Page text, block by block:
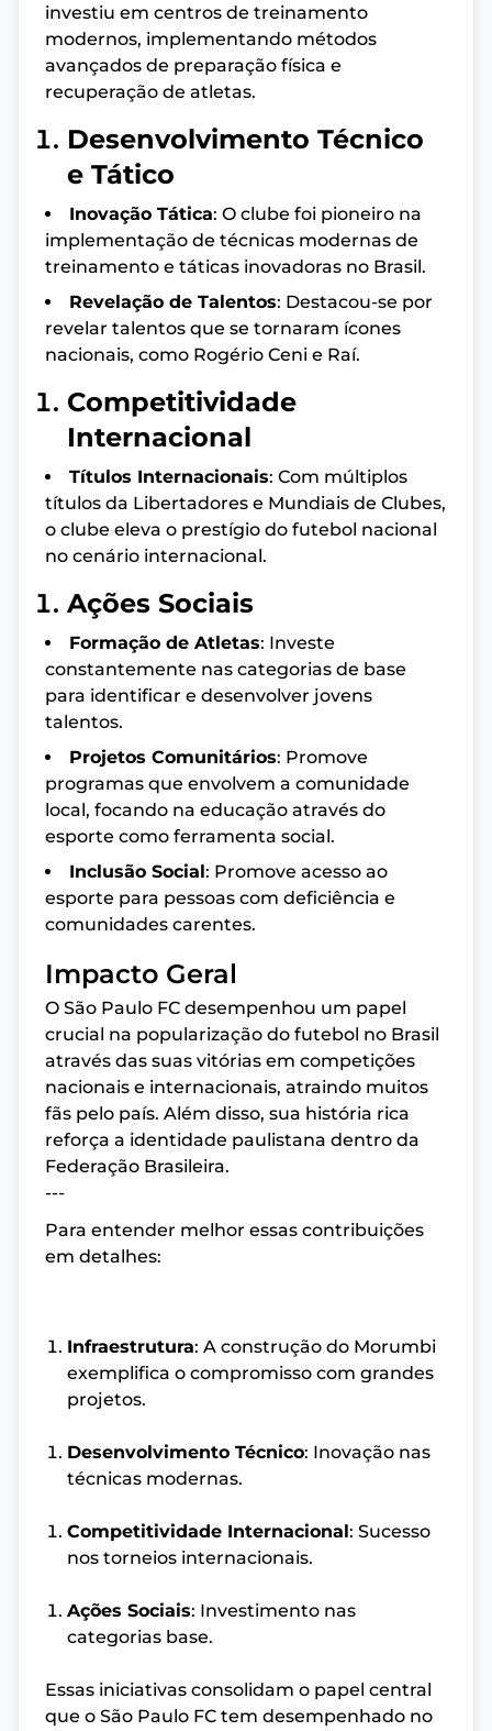
investiu em centros de treinamento
modernos, implementando métodos
avançados de preparação física e
recuperação de atletas.
Desenvolvimento Técnico
e Tático
Inovação Tática: O clube foi pioneiro na
implementação de técnicas modernas de
treinamento e táticas inovadoras no Brasil.
Revelação de Talentos: Destacou-se por
revelar talentos que se tornaram ícones
nacionais, como Rogério Ceni e Raí.
Competitividade
Internacional
Títulos Internacionais: Com múltiplos
títulos da Libertadores e Mundiais de Clubes,
o clube eleva o prestígio do futebol nacional
no cenário internacional.
Ações Sociais
Formação de Atletas: Investe
constantemente nas categorias de base
para identificar e desenvolver jovens
talentos.
Projetos Comunitários: Promove
programas que envolvem a comunidade
local, focando na educação através do
esporte como ferramenta social.
Inclusão Social: Promove acesso ao
esporte para pessoas com deficiência e
comunidades carentes.
Impacto Geral
O São Paulo FC desempenhou um papel
crucial na popularização do futebol no Brasil
através das suas vitórias em competições
nacionais e internacionais, atraindo muitos
fãs pelo país. Além disso, sua história rica
reforça a identidade paulistana dentro da
Federação Brasileira.
---
Para entender melhor essas contribuições
em detalhes:
Infraestrutura: A construção do Morumbi
exemplifica o compromisso com grandes
projetos.
Desenvolvimento Técnico: Inovação nas
técnicas modernas.
Competitividade Internacional: Sucesso
nos torneios internacionais.
Ações Sociais: Investimento nas
categorias base.
Essas iniciativas consolidam o papel central
que o São Paulo FC tem desempenhado no